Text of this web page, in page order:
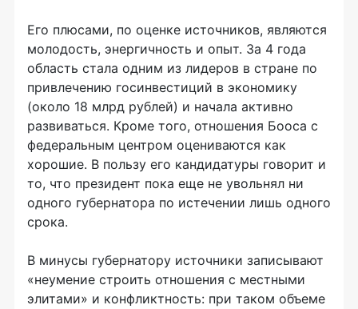
Его плюсами, по оценке источников, являются
молодость, энергичность и опыт. За 4 года
область стала одним из лидеров в стране по
привлечению госинвестиций в экономику
(около 18 млрд рублей) и начала активно
развиваться. Кроме того, отношения Бооса с
федеральным центром оцениваются как
хорошие. В пользу его кандидатуры говорит и
то, что президент пока еще не увольнял ни
одного губернатора по истечении лишь одного
срока.
В минусы губернатору источники записывают
«неумение строить отношения с местными
элитами» и конфликтность: при таком объеме